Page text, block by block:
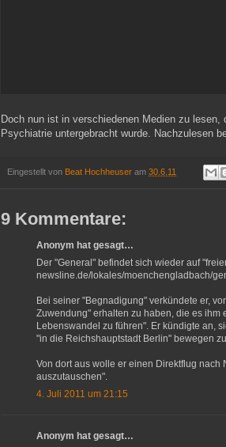
Doch nun ist in verschiedenen Medien zu
Psychiatrie untergebracht wurde. Nachzulesen
Eingestellt von Beat Hochheuser am 30.6.11
9 Kommentare:
Anonym hat gesagt…
Der "General" befindet sich wieder auf
newsline.de/lokales/moenchengladbach/
Bei seiner "Begnadigung" verkündete er,
Zuwendung" erhalten zu haben, die es
Lebenswandel zu führen". Er kündigte an,
"in die Reichshauptstadt Berlin" bewegen
Von dort aus wolle er einen Direktflug nach
auszutauschen".
4. Juli 2011 um 21:15
Anonym hat gesagt…